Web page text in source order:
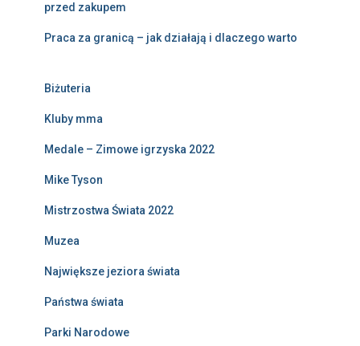
przed zakupem
Praca za granicą – jak działają i dlaczego warto
Biżuteria
Kluby mma
Medale – Zimowe igrzyska 2022
Mike Tyson
Mistrzostwa Świata 2022
Muzea
Największe jeziora świata
Państwa świata
Parki Narodowe